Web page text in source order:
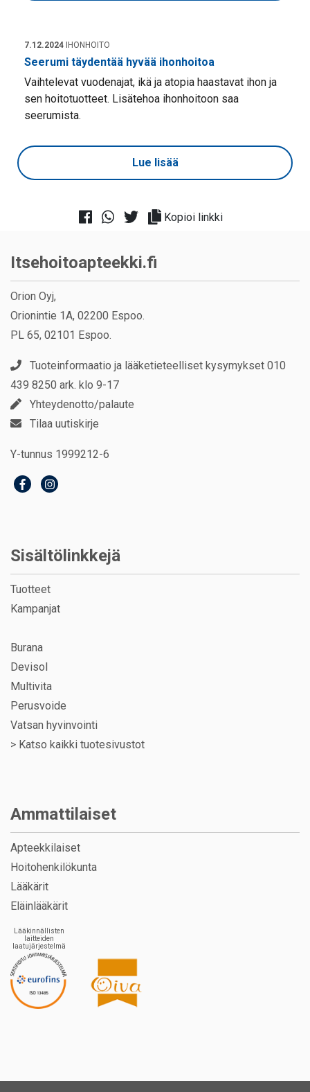
7.12.2024 IHONHOITO
Seerumi täydentää hyvää ihonhoitoa
Vaihtelevat vuodenajat, ikä ja atopia haastavat ihon ja
sen hoitotuotteet. Lisätehoa ihonhoitoon saa
seerumista.
Lue lisää
Kopioi linkki
Itsehoitoapteekki.fi
Orion Oyj,
Orionintie 1A, 02200 Espoo.
PL 65, 02101 Espoo.
Tuoteinformaatio ja lääketieteelliset kysymykset 010
439 8250 ark. klo 9-17
Yhteydenotto/palaute
Tilaa uutiskirje
Y-tunnus 1999212-6
Sisältölinkkejä
Tuotteet
Kampanjat
Burana
Devisol
Multivita
Perusvoide
Vatsan hyvinvointi
> Katso kaikki tuotesivustot
Ammattilaiset
Apteekkilaiset
Hoitohenkilökunta
Lääkärit
Eläinlääkärit
Lääkinnällisten
laitteiden
laatujärjestelmä